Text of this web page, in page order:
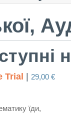
Trial 29,00 €
їди,